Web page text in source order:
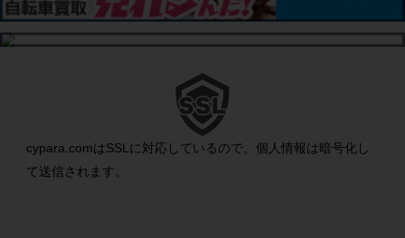
cypara.comはSSLに対応しているので、個人情報は暗号化し
て送信されます。